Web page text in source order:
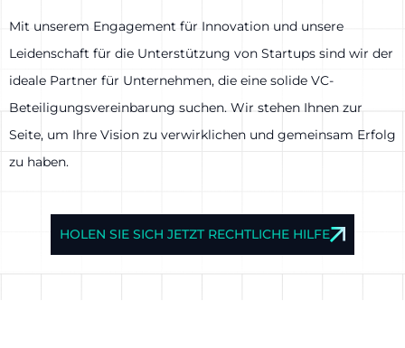
Mit unserem Engagement für Innovation und unsere
Leidenschaft für die Unterstützung von Startups sind wir der
ideale Partner für Unternehmen, die eine solide VC-
Beteiligungsvereinbarung suchen. Wir stehen Ihnen zur
Seite, um Ihre Vision zu verwirklichen und gemeinsam Erfolg
zu haben.
HOLEN SIE SICH JETZT RECHTLICHE HILFE